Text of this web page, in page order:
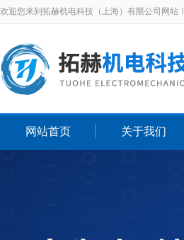
欢迎您来到拓赫机电科技（上海）有限公司网站！
网站首页 关于我们